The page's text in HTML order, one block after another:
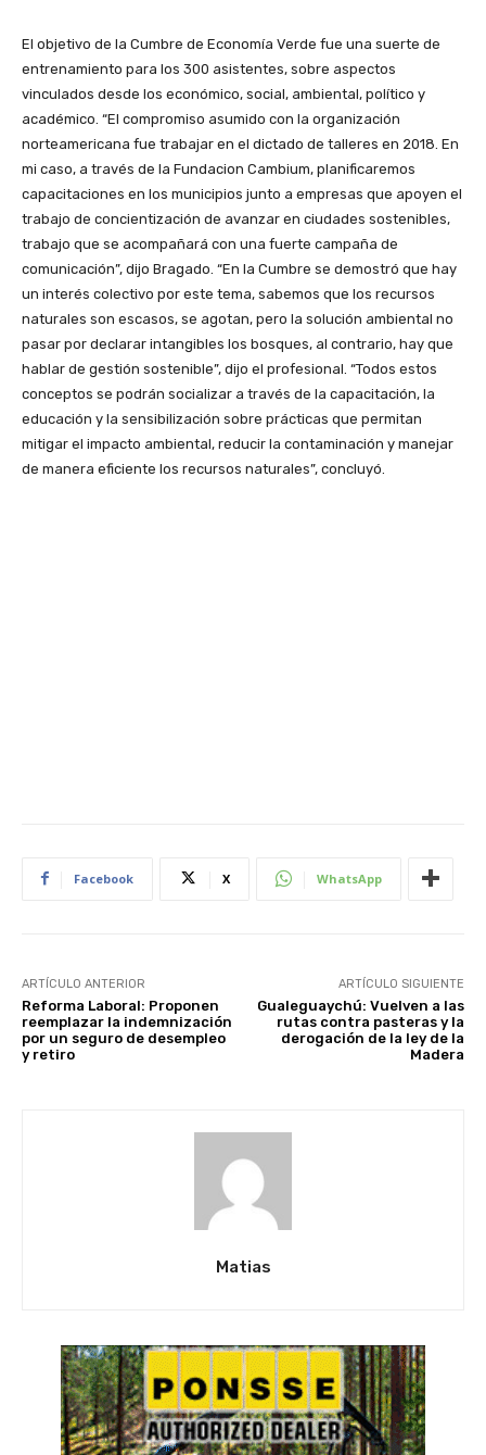
El objetivo de la Cumbre de Economía Verde fue una suerte de
entrenamiento para los 300 asistentes, sobre aspectos
vinculados desde los económico, social, ambiental, político y
académico. “El compromiso asumido con la organización
norteamericana fue trabajar en el dictado de talleres en 2018. En
mi caso, a través de la Fundacion Cambium, planificaremos
capacitaciones en los municipios junto a empresas que apoyen el
trabajo de concientización de avanzar en ciudades sostenibles,
trabajo que se acompañará con una fuerte campaña de
comunicación”, dijo Bragado. “En la Cumbre se demostró que hay
un interés colectivo por este tema, sabemos que los recursos
naturales son escasos, se agotan, pero la solución ambiental no
pasar por declarar intangibles los bosques, al contrario, hay que
hablar de gestión sostenible”, dijo el profesional. “Todos estos
conceptos se podrán socializar a través de la capacitación, la
educación y la sensibilización sobre prácticas que permitan
mitigar el impacto ambiental, reducir la contaminación y manejar
de manera eficiente los recursos naturales”, concluyó.
Facebook X WhatsApp
ARTÍCULO ANTERIOR
Reforma Laboral: Proponen
reemplazar la indemnización
por un seguro de desempleo
y retiro
ARTÍCULO SIGUIENTE
Gualeguaychú: Vuelven a las
rutas contra pasteras y la
derogación de la ley de la
Madera
Matias